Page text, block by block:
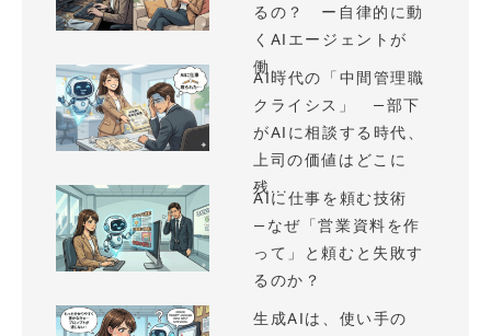
るの？ ー自律的に動
くAIエージェントが
働...
AI時代の「中間管理職
クライシス」 —部下
がAIに相談する時代、
上司の価値はどこに
残...
AIに仕事を頼む技術
—なぜ「営業資料を作
って」と頼むと失敗す
るのか？
生成AIは、使い手の